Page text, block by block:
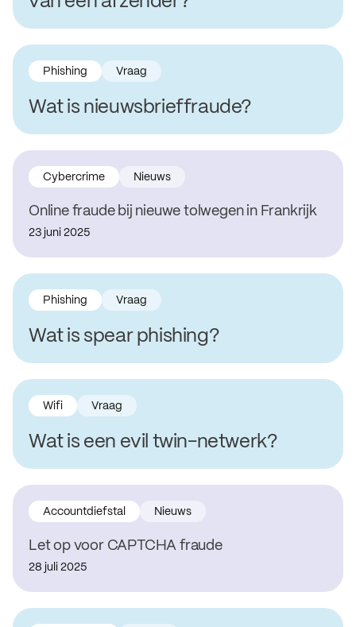
Wat is nieuwsbrieffraude?
Phishing Vraag
Online fraude bij nieuwe tolwegen in Frankrijk
Cybercrime Nieuws
23 juni 2025
Wat is spear phishing?
Phishing Vraag
Wat is een evil twin-netwerk?
Wifi Vraag
Let op voor CAPTCHA fraude
Accountdiefstal Nieuws
28 juli 2025